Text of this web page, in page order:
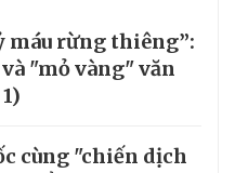
máu rừng thiêng”:
"mỏ vàng" văn
cùng "chiến dịch